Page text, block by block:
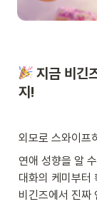
지금 비긴
지!
외모로 스와이프
연애 성향을 알
대화의 케미부터
비긴즈에서 진짜